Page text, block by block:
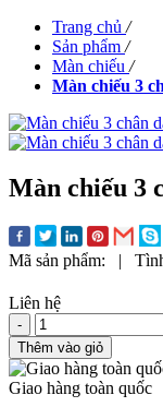
Trang chủ /
Sản phẩm /
Màn chiếu /
Màn chiếu 3
Màn chiếu 3
Mã sản phẩm: |
Liên hệ
-
Thêm vào giỏ
Giao hàng toàn quốc